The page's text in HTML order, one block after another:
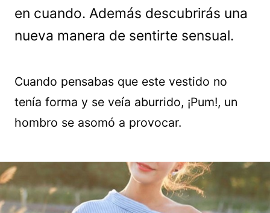
en cuando. Además descubrirás una
nueva manera de sentirte sensual.
Cuando pensabas que este vestido no
tenía forma y se veía aburrido, ¡Pum!, un
hombro se asomó a provocar.